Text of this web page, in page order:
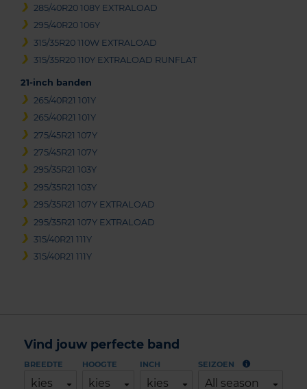
285/40R20 108Y EXTRALOAD
295/40R20 106Y
315/35R20 110W EXTRALOAD
315/35R20 110Y EXTRALOAD RUNFLAT
21-inch banden
265/40R21 101Y
265/40R21 101Y
275/45R21 107Y
275/45R21 107Y
295/35R21 103Y
295/35R21 103Y
295/35R21 107Y EXTRALOAD
295/35R21 107Y EXTRALOAD
315/40R21 111Y
315/40R21 111Y
Vind jouw perfecte band
BREEDTE
kies
HOOGTE
kies
INCH
kies
SEIZOEN
All season